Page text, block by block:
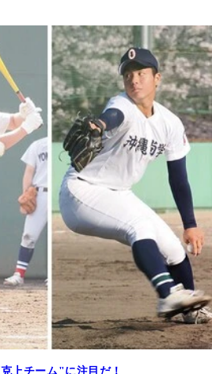
上チーム"に注目だ！